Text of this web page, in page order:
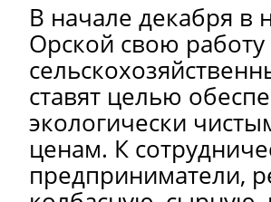
В начале декабря в
Орской свою работу
ставят целью
экологически
ценам. К
предприниматели,